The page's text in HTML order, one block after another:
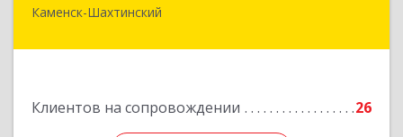
Каменск-Шахтинский
Клиентов на сопровождении 26
347800, Ростовская обл, Каменск-Шахтинский г,